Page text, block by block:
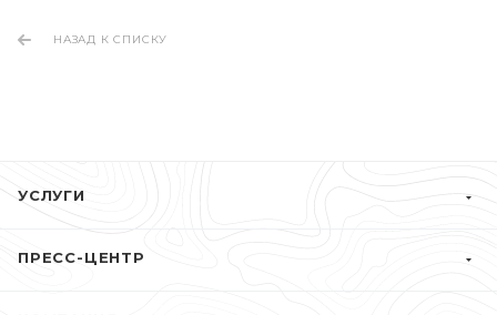
НАЗАД К СПИСКУ
УСЛУГИ
ПРЕСС-ЦЕНТР